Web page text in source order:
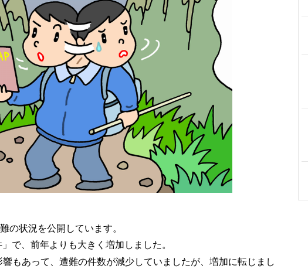
の状況を公開しています。
で、前年よりも大きく増加しました。
もあって、遭難の件数が減少していましたが、増加に転じまし